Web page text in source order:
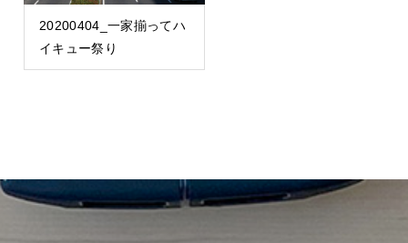
20200404_一家揃ってハ
イキュー祭り